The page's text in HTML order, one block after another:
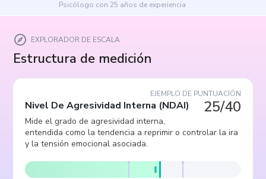
Psicólogo con 25 años de experiencia
EXPLORADOR DE ESCALA
Estructura de medición
EJEMPLO DE PUNTUACIÓN
25/40
Nivel De Agresividad Interna (NDAI)
Mide el grado de agresividad interna,
entendida como la tendencia a reprimir o controlar la ira
y la tensión emocional asociada.